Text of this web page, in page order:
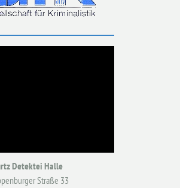
Detektei Halle
Straße 33